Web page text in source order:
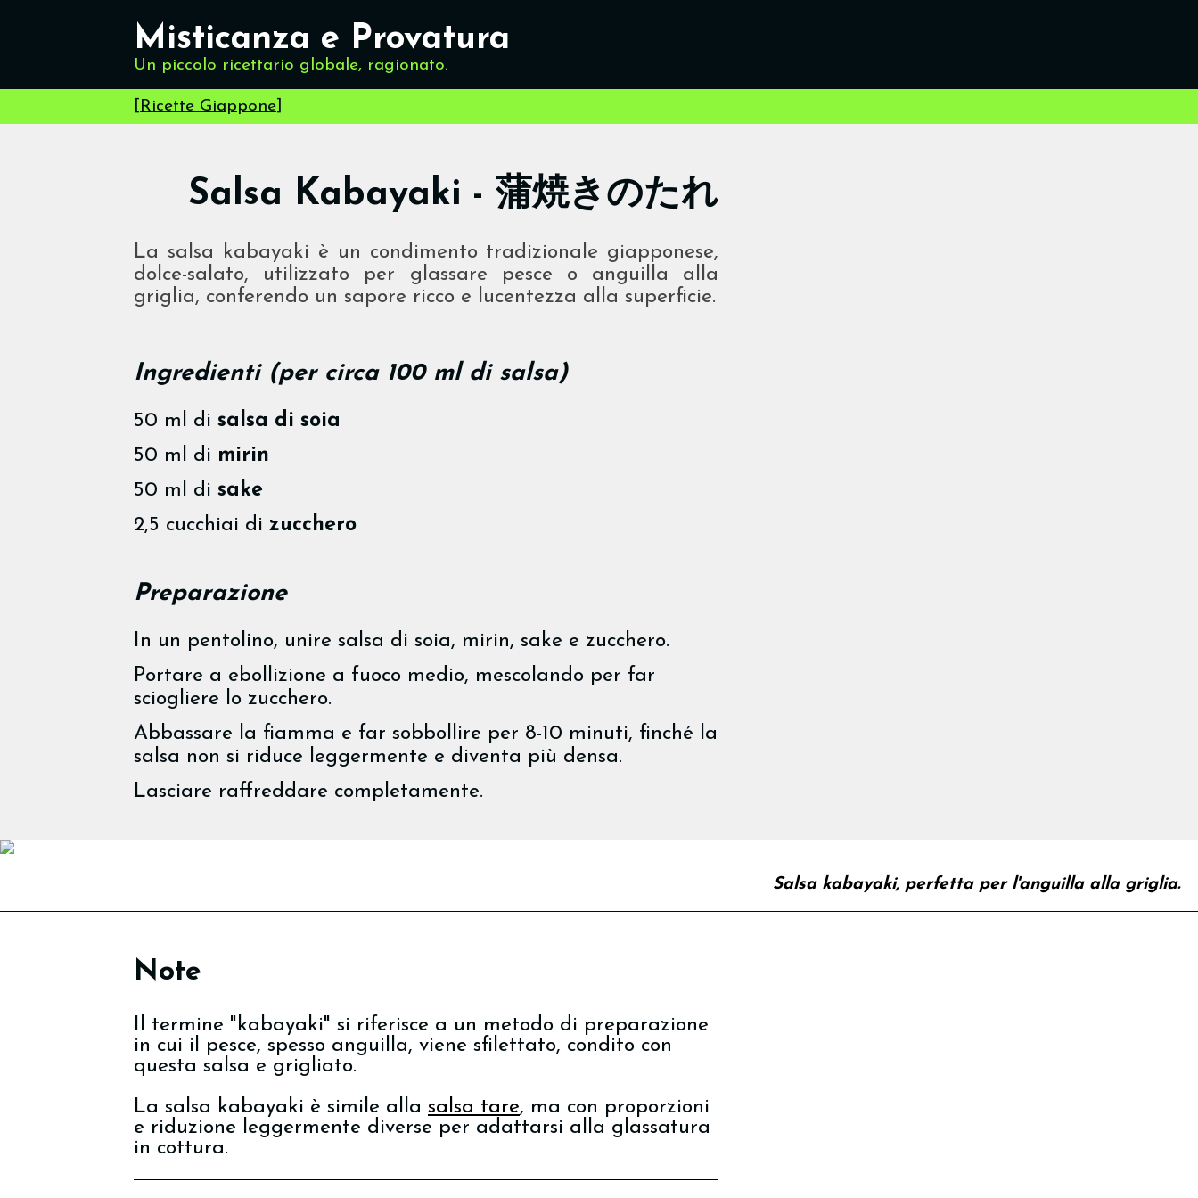
Misticanza e Provatura
Un piccolo ricettario globale, ragionato.
[Ricette Giappone]
Salsa Kabayaki - 蒲焼きのたれ
La salsa kabayaki è un condimento tradizionale giapponese,
dolce-salato, utilizzato per glassare pesce o anguilla alla
griglia, conferendo un sapore ricco e lucentezza alla superficie.
Ingredienti (per circa 100 ml di salsa)
50 ml di salsa di soia
50 ml di mirin
50 ml di sake
2,5 cucchiai di zucchero
Preparazione
In un pentolino, unire salsa di soia, mirin, sake e zucchero.
Portare a ebollizione a fuoco medio, mescolando per far
sciogliere lo zucchero.
Abbassare la fiamma e far sobbollire per 8-10 minuti, finché la
salsa non si riduce leggermente e diventa più densa.
Lasciare raffreddare completamente.
Salsa kabayaki, perfetta per l'anguilla alla griglia.
Note
Il termine "kabayaki" si riferisce a un metodo di preparazione
in cui il pesce, spesso anguilla, viene sfilettato, condito con
questa salsa e grigliato.
La salsa kabayaki è simile alla salsa tare, ma con proporzioni
e riduzione leggermente diverse per adattarsi alla glassatura
in cottura.